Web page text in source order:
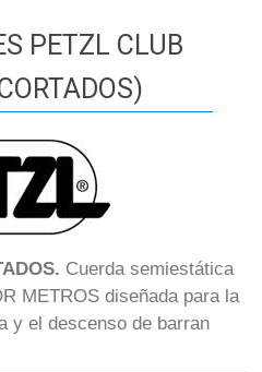
PETZL CLUB
Cuerda semiestática
METROS diseñada para la
y el descenso de barran